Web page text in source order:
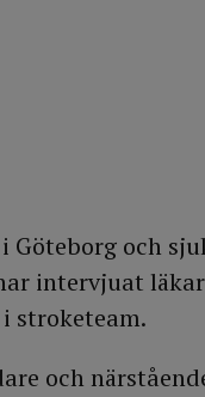
Göteborg och
intervjuat
stroketeam.
och